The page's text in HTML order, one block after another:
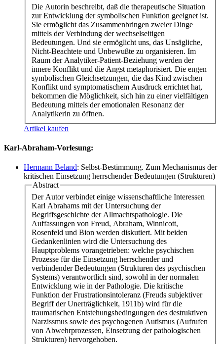
Die Autorin beschreibt, daß die therapeutische Situation
zur Entwicklung der symbolischen Funktion geeignet ist.
Sie ermöglicht das Zusammenbringen zweier Dinge
mittels der Verbindung der wechselseitigen
Bedeutungen. Und sie ermöglicht uns, das Unsägliche,
Nicht-Beachtete und Unbewußte zu organisieren. Im
Raum der Analytiker-Patient-Beziehung werden der
innere Konflikt und die Angst metaphorisiert. Die engen
symbolischen Gleichsetzungen, die das Kind zwischen
Konflikt und symptomatischem Ausdruck errichtet hat,
bekommen die Möglichkeit, sich hin zu einer vielfältigen
Bedeutung mittels der emotionalen Resonanz der
Analytikerin zu öffnen.
Artikel kaufen
Karl-Abraham-Vorlesung:
Hermann Beland: Selbst-Bestimmung. Zum Mechanismus der
kritischen Einsetzung herrschender Bedeutungen (Strukturen)
Abstract
Der Autor verbindet einige wissenschaftliche Interessen
Karl Abrahams mit der Untersuchung der
Begriffsgeschichte der Allmachtspathologie. Die
Auffassungen von Freud, Abraham, Winnicott,
Rosenfeld und Bion werden diskutiert. Mit beiden
Gedankenlinien wird die Untersuchung des
Hauptproblems vorangetrieben: welche psychischen
Prozesse für die Einsetzung herrschender und
verbindender Bedeutungen (Strukturen des psychischen
Systems) verantwortlich sind, sowohl in der normalen
Entwicklung wie in der Pathologie. Die kritische
Funktion der Frustrationsintoleranz (Freuds subjektiver
Begriff der Unerträglichkeit, 1911b) wird für die
traumatischen Entstehungsbedingungen des destruktiven
Narzissmus sowie des psychogenen Autismus (Aufrufen
von Abwehrprozessen, Einsetzung der pathologischen
Strukturen) hervorgehoben.